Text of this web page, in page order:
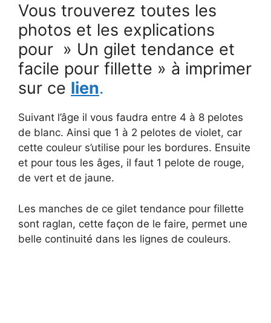
Vous trouverez toutes les
photos et les explications
pour » Un gilet tendance et
facile pour fillette » à imprimer
sur ce lien.
Suivant l’âge il vous faudra entre 4 à 8 pelotes
de blanc. Ainsi que 1 à 2 pelotes de violet, car
cette couleur s’utilise pour les bordures. Ensuite
et pour tous les âges, il faut 1 pelote de rouge,
de vert et de jaune.
Les manches de ce gilet tendance pour fillette
sont raglan, cette façon de le faire, permet une
belle continuité dans les lignes de couleurs.